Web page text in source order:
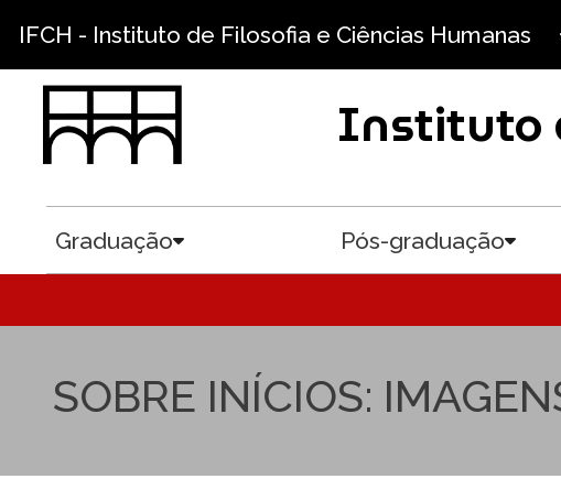
IFCH - Instituto de Filosofia e Ciências Humanas
Instituto
Graduação Pós-graduação
SOBRE INÍCIOS: